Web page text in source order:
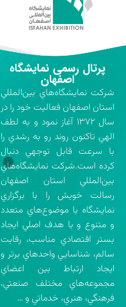
پرتال رسمی نمایشگاه
اصفهان
شركت نمايشگاه‌هاي بين‌المللي
استان اصفهان فعاليت خود را در
سال ۱۳۷۲ آغاز نمود و به لطف
الهي تاكنون روند رو به رشدي را
با سرعت قابل توجهي دنبال
كرده است.شركت نمايشگاه‌هاي
بين‌المللي استان اصفهان
رسالت خويش را با برگزاري
نمايشگاه با موضوع‌هاي متعدد
و متنوع و با هدف اصلي ايجاد
بستر اقتصادي مناسب، رقابت
سالم، شناسايي واحدهاي برتر و
ايجاد ارتباط بين اعضاي
مجموعه‌هاي مختلف صنعتي،
فرهنگي، هنري، خدماتي و …